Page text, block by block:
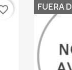
FUERA